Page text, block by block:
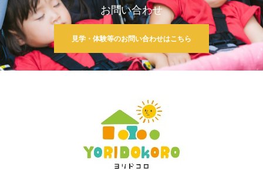
お問い合わせ
見学・体験等のお問い合わせはこちら